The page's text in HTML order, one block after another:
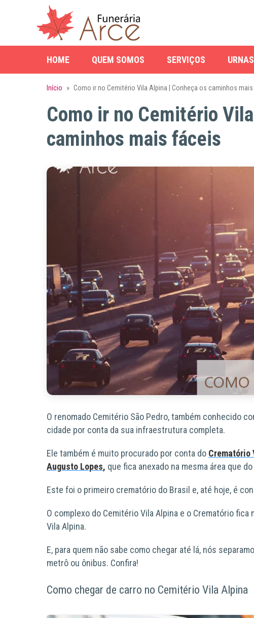
HOME QUEM SOMOS SERVIÇOS
Início » Como ir no Cemitério Vila Alpina | Conheça os caminhos
Como ir no Cemitério
caminhos mais fáceis
O renomado Cemitério São Pedro, também conhecido
cidade por conta da sua infraestrutura completa.
Ele também é muito procurado por conta do Crematório
Augusto Lopes, que fica anexado na mesma área que
Este foi o primeiro crematório do Brasil e, até hoje, é
O complexo do Cemitério Vila Alpina e o Crematório fica
Vila Alpina.
E, para quem não sabe como chegar até lá, nós
metrô ou ônibus. Confira!
Como chegar de carro no Cemitério Vila Alpina